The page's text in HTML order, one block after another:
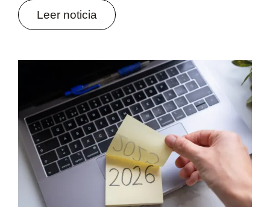
Leer noticia